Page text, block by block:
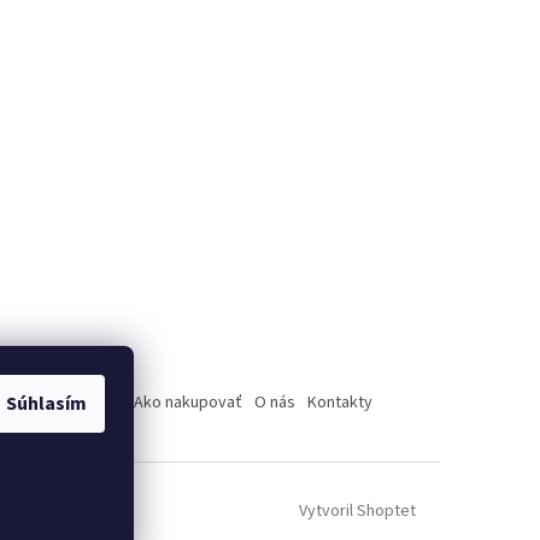
Súhlasím
od zmluvy Ako nakupovať O nás Kontakty
Vytvoril Shoptet